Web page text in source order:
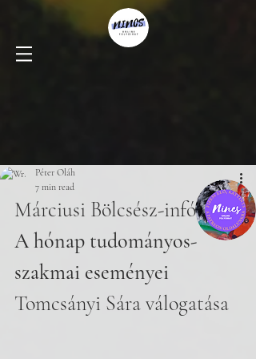
Péter Oláh
7 min read
Márciusi Bölcsész-infó
A hónap tudományos-
szakmai eseményei
Tomcsányi Sára válogatása